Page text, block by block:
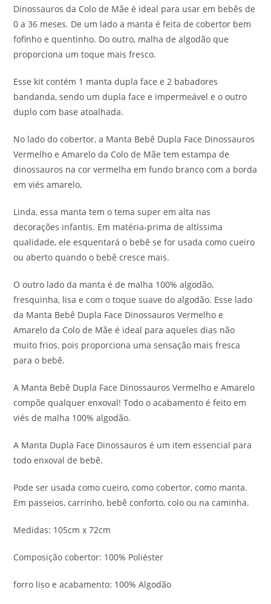
Dinossauros da Colo de Mãe é ideal para usar em bebês de
0 a 36 meses. De um lado a manta é feita de cobertor bem
fofinho e quentinho. Do outro, malha de algodão que
proporciona um toque mais fresco.
Esse kit contém 1 manta dupla face e 2 babadores
bandanda, sendo um dupla face e impermeável e o outro
duplo com base atoalhada.
No lado do cobertor, a Manta Bebê Dupla Face Dinossauros
Vermelho e Amarelo da Colo de Mãe tem estampa de
dinossauros na cor vermelha em fundo branco com a borda
em viés amarelo,
Linda, essa manta tem o tema super em alta nas
decorações infantis. Em matéria-prima de altíssima
qualidade, ele esquentará o bebê se for usada como cueiro
ou aberto quando o bebê cresce mais.
O outro lado da manta é de malha 100% algodão,
fresquinha, lisa e com o toque suave do algodão. Esse lado
da Manta Bebê Dupla Face Dinossauros Vermelho e
Amarelo da Colo de Mãe é ideal para aqueles dias não
muito frios, pois proporciona uma sensação mais fresca
para o bebê.
A Manta Bebê Dupla Face Dinossauros Vermelho e Amarelo
compõe qualquer enxoval! Todo o acabamento é feito em
viés de malha 100% algodão.
A Manta Dupla Face Dinossauros é um item essencial para
todo enxoval de bebê.
Pode ser usada como cueiro, como cobertor, como manta.
Em passeios, carrinho, bebê conforto, colo ou na caminha.
Medidas: 105cm x 72cm
Composição cobertor: 100% Poliéster
forro liso e acabamento: 100% Algodão